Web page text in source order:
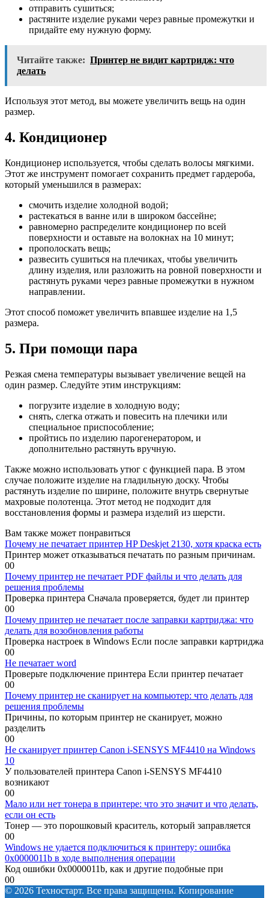
отправить сушиться;
растяните изделие руками через равные промежутки и
придайте ему нужную форму.
Читайте также: Принтер не видит картридж: что
делать
Используя этот метод, вы можете увеличить вещь на один
размер.
4. Кондиционер
Кондиционер используется, чтобы сделать волосы мягкими.
Этот же инструмент помогает сохранить предмет гардероба,
который уменьшился в размерах:
смочить изделие холодной водой;
растекаться в ванне или в широком бассейне;
равномерно распределите кондиционер по всей
поверхности и оставьте на волокнах на 10 минут;
прополоскать вещь;
развесить сушиться на плечиках, чтобы увеличить
длину изделия, или разложить на ровной поверхности и
растянуть руками через равные промежутки в нужном
направлении.
Этот способ поможет увеличить впавшее изделие на 1,5
размера.
5. При помощи пара
Резкая смена температуры вызывает увеличение вещей на
один размер. Следуйте этим инструкциям:
погрузите изделие в холодную воду;
снять, слегка отжать и повесить на плечики или
специальное приспособление;
пройтись по изделию парогенератором, и
дополнительно растянуть вручную.
Также можно использовать утюг с функцией пара. В этом
случае положите изделие на гладильную доску. Чтобы
растянуть изделие по ширине, положите внутрь свернутые
махровые полотенца. Этот метод не подходит для
восстановления формы и размера изделий из шерсти.
Вам также может понравиться
Почему не печатает принтер HP Deskjet 2130, хотя краска есть
Принтер может отказываться печатать по разным причинам.
00
Почему принтер не печатает PDF файлы и что делать для
решения проблемы
Проверка принтера Сначала проверяется, будет ли принтер
00
Почему принтер не печатает после заправки картриджа: что
делать для возобновления работы
Проверка настроек в Windows Если после заправки картриджа
00
Не печатает word
Проверьте подключение принтера Если принтер печатает
00
Почему принтер не сканирует на компьютер: что делать для
решения проблемы
Причины, по которым принтер не сканирует, можно
разделить
00
Не сканирует принтер Canon i-SENSYS MF4410 на Windows
10
У пользователей принтера Canon i-SENSYS MF4410
возникают
00
Мало или нет тонера в принтере: что это значит и что делать,
если он есть
Тонер — это порошковый краситель, который заправляется
00
Windows не удается подключиться к принтеру: ошибка
0x0000011b в ходе выполнения операции
Код ошибки 0x0000011b, как и другие подобные при
00
© 2026 Техностарт. Все права защищены. Копирование